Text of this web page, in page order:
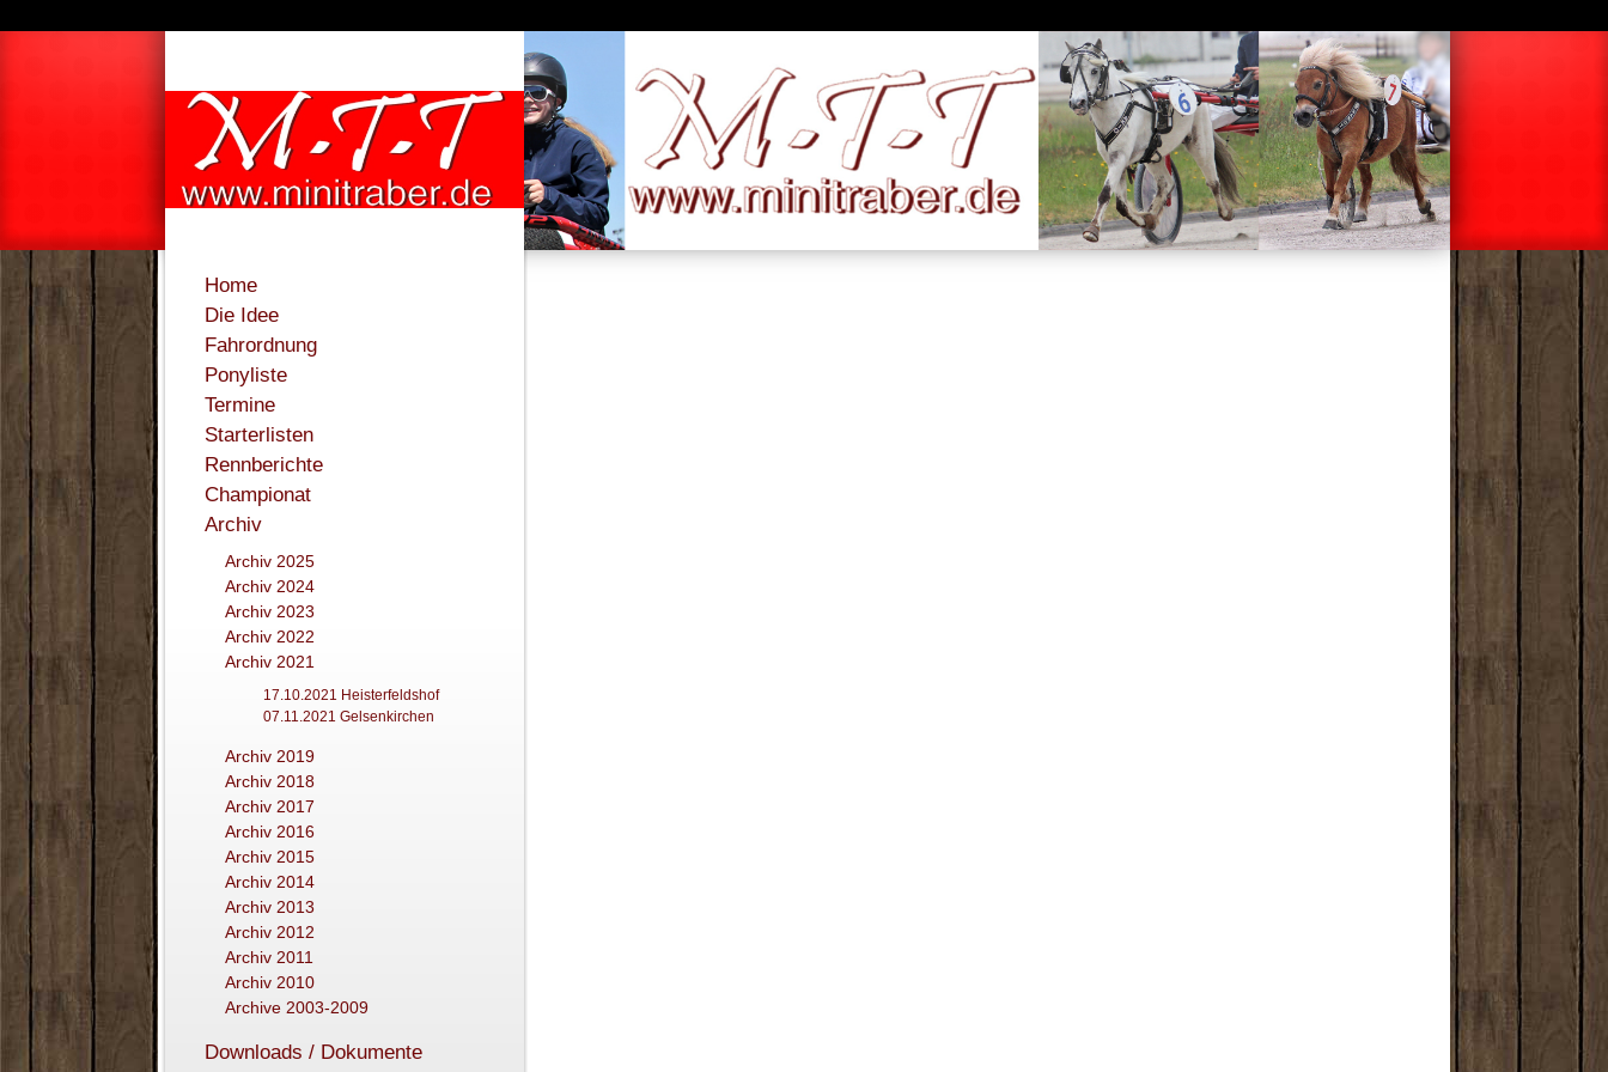
Home
Die Idee
Fahrordnung
Ponyliste
Termine
Starterlisten
Rennberichte
Championat
Archiv
Archiv 2025
Archiv 2024
Archiv 2023
Archiv 2022
Archiv 2021
17.10.2021 Heisterfeldshof
07.11.2021 Gelsenkirchen
Archiv 2019
Archiv 2018
Archiv 2017
Archiv 2016
Archiv 2015
Archiv 2014
Archiv 2013
Archiv 2012
Archiv 2011
Archiv 2010
Archive 2003-2009
Downloads / Dokumente